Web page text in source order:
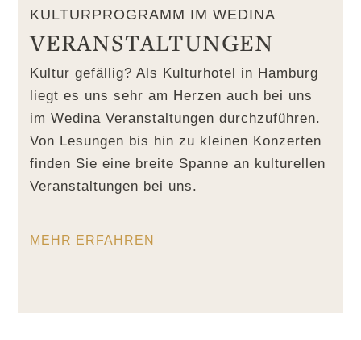
KULTURPROGRAMM IM WEDINA
VERANSTALTUNGEN
Kultur gefällig? Als Kulturhotel in Hamburg
liegt es uns sehr am Herzen auch bei uns
im Wedina Veranstaltungen durchzuführen.
Von Lesungen bis hin zu kleinen Konzerten
finden Sie eine breite Spanne an kulturellen
Veranstaltungen bei uns.
MEHR ERFAHREN